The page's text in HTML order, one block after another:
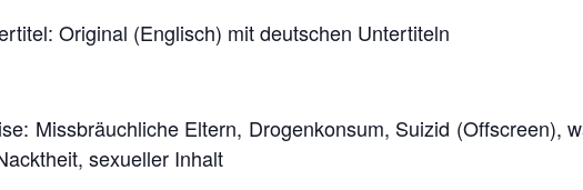
Original (Englisch) mit deutschen Untertiteln
Missbräuchliche Eltern, Drogenkonsum, Suizid (Offscreen),
sexueller Inhalt